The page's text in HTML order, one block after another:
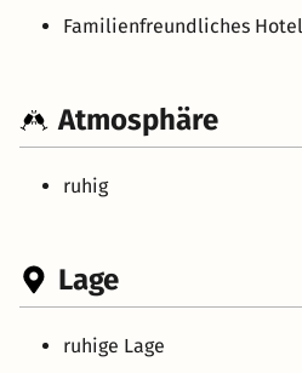
Familienfreundliches Hotel
Atmosphäre
ruhig
Lage
ruhige Lage